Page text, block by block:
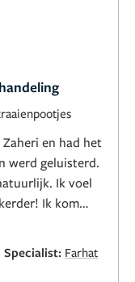
en had het
werd geluisterd.
Ik voel
Ik kom
Specialist: Farhat